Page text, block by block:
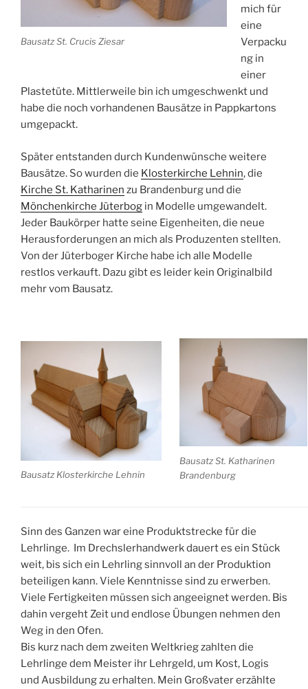
Bausatz St. Crucis Ziesar
mich für
eine
Verpacku
ng in
einer
Plastetüte. Mittlerweile bin ich umgeschwenkt und
habe die noch vorhandenen Bausätze in Pappkartons
umgepackt.
Später entstanden durch Kundenwünsche weitere
Bausätze. So wurden die Klosterkirche Lehnin, die
Kirche St. Katharinen zu Brandenburg und die
Mönchenkirche Jüterbog in Modelle umgewandelt.
Jeder Baukörper hatte seine Eigenheiten, die neue
Herausforderungen an mich als Produzenten stellten.
Von der Jüterboger Kirche habe ich alle Modelle
restlos verkauft. Dazu gibt es leider kein Originalbild
mehr vom Bausatz.
Bausatz Klosterkirche Lehnin
Bausatz St. Katharinen
Brandenburg
Sinn des Ganzen war eine Produktstrecke für die
Lehrlinge. Im Drechslerhandwerk dauert es ein Stück
weit, bis sich ein Lehrling sinnvoll an der Produktion
beteiligen kann. Viele Kenntnisse sind zu erwerben.
Viele Fertigkeiten müssen sich angeeignet werden. Bis
dahin vergeht Zeit und endlose Übungen nehmen den
Weg in den Ofen.
Bis kurz nach dem zweiten Weltkrieg zahlten die
Lehrlinge dem Meister ihr Lehrgeld, um Kost, Logis
und Ausbildung zu erhalten. Mein Großvater erzählte